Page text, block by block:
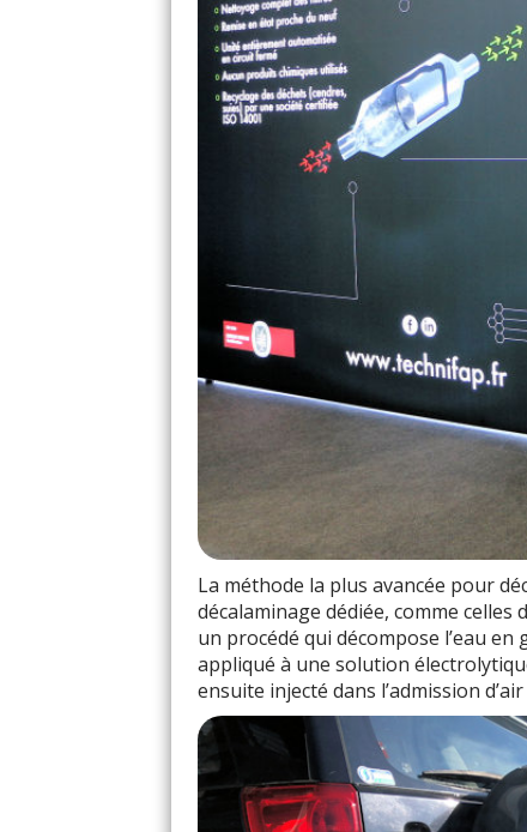
La méthode la plus avancée pour
décalaminage dédiée, comme
un procédé qui décompose l’eau
appliqué à une solution
ensuite injecté dans l’admission